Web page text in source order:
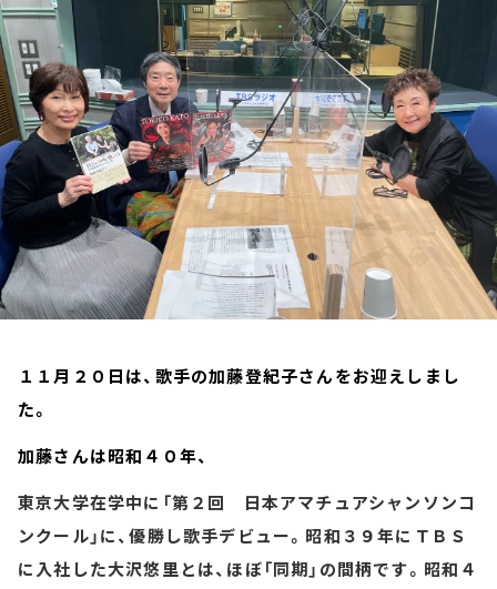
イベント・グッズ
YouTube
会社情報
１１月２０日は、歌手の加藤登紀子さんをお迎えしまし
た。
加藤さんは昭和４０年、
東京大学在学中に「第２回 日本アマチュアシャンソンコ
ンクール」に、優勝し歌手デビュー。昭和３９年にＴＢＳ
に入社した大沢悠里とは、ほぼ「同期」の間柄です。昭和４